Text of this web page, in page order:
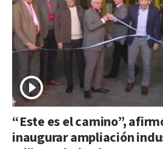
“Este es el camino”,
inaugurar ampliación